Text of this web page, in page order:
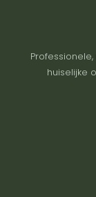
huiselijke